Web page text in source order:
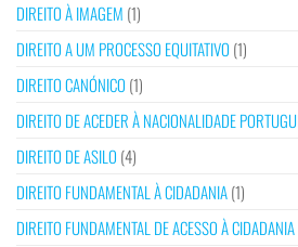
DIREITO À IMAGEM (1)
DIREITO A UM PROCESSO EQUITATIVO (1)
DIREITO CANÓNICO (1)
DIREITO DE ACEDER À NACIONALIDADE
DIREITO DE ASILO (4)
DIREITO FUNDAMENTAL À CIDADANIA(1)
DIREITO FUNDAMENTAL DE ACESSO À